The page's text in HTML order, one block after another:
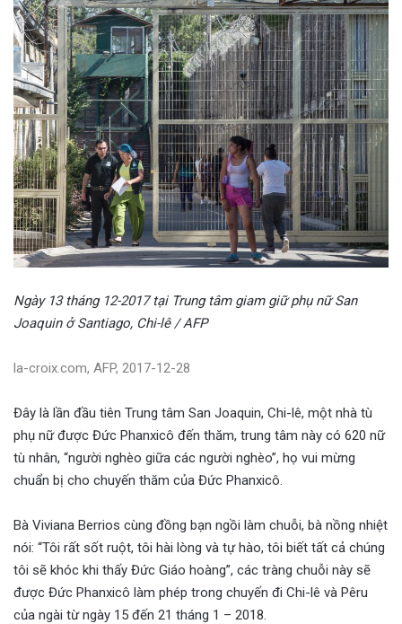
Ngày 13 tháng 12-2017 tại Trung tâm giam giữ phụ nữ San
Joaquin ở Santiago, Chi-lê / AFP
la-croix.com, AFP, 2017-12-28
Đây là lần đầu tiên Trung tâm San Joaquin, Chi-lê, một nhà tù
phụ nữ được Đức Phanxicô đến thăm, trung tâm này có 620 nữ
tù nhân, “người nghèo giữa các người nghèo”, họ vui mừng
chuẩn bị cho chuyến thăm của Đức Phanxicô.
Bà Viviana Berrios cùng đồng bạn ngồi làm chuỗi, bà nồng nhiệt
nói: “Tôi rất sốt ruột, tôi hài lòng và tự hào, tôi biết tất cả chúng
tôi sẽ khóc khi thấy Đức Giáo hoàng”, các tràng chuỗi này sẽ
được Đức Phanxicô làm phép trong chuyến đi Chi-lê và Pêru
của ngài từ ngày 15 đến 21 tháng 1 – 2018.